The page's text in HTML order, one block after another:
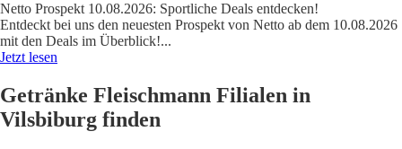
Netto Prospekt 10.08.2026: Sportliche Deals entdecken!
Entdeckt bei uns den neuesten Prospekt von Netto ab dem 10.08.2026
mit den Deals im Überblick!...
Jetzt lesen
Getränke Fleischmann Filialen in
Vilsbiburg finden